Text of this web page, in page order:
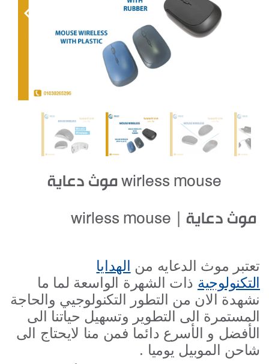
wirless mouse موث دعاية
موث دعاية |
wirless mouse
تعتبر موث الدعايه من الهدايا
التكنولوجية ذات الشهرة الواسعة لما ما
نشهدة الان من التطور التكنولوجيي والحاجة
المستمرة الى التطوير وتسهيل حياتنا الى
الأفضل و الأسرع دائما فمن منا لايحتاج الى
شاحن الموبيل يوميا .